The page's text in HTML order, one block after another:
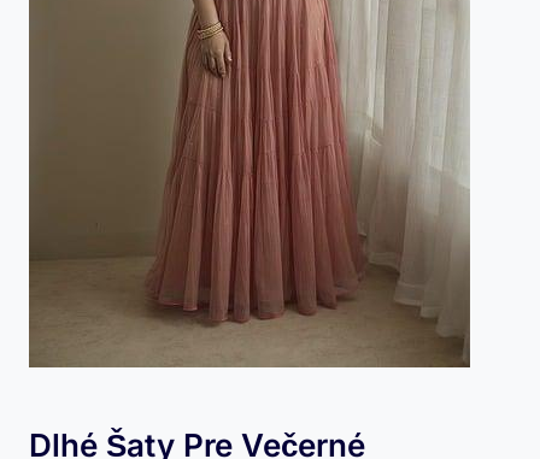
Dlhé Šaty ‍pre Večerné